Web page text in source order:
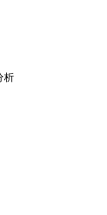
析